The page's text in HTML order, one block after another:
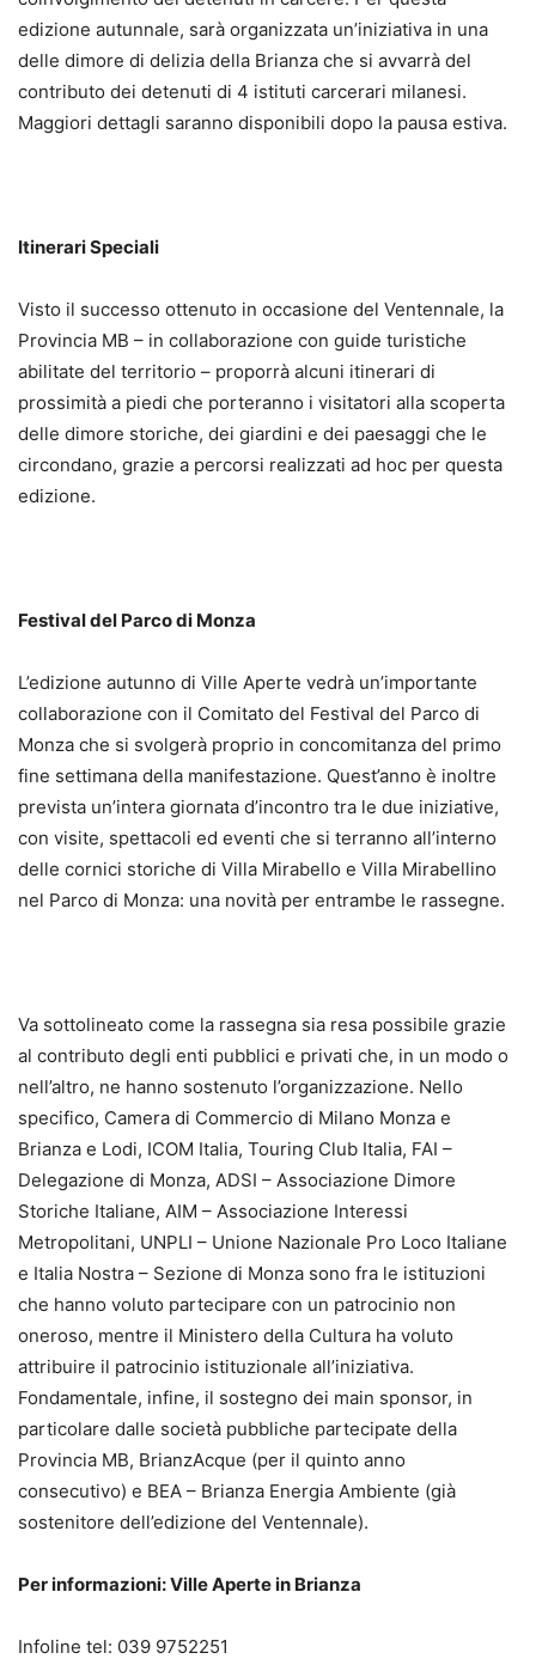
edizione autunnale, sarà organizzata un’iniziativa in una
delle dimore di delizia della Brianza che si avvarrà del
contributo dei detenuti di 4 istituti carcerari milanesi.
Maggiori dettagli saranno disponibili dopo la pausa estiva.
Itinerari Speciali
Visto il successo ottenuto in occasione del Ventennale, la
Provincia MB – in collaborazione con guide turistiche
abilitate del territorio – proporrà alcuni itinerari di
prossimità a piedi che porteranno i visitatori alla scoperta
delle dimore storiche, dei giardini e dei paesaggi che le
circondano, grazie a percorsi realizzati ad hoc per questa
edizione.
Festival del Parco di Monza
L’edizione autunno di Ville Aperte vedrà un’importante
collaborazione con il Comitato del Festival del Parco di
Monza che si svolgerà proprio in concomitanza del primo
fine settimana della manifestazione. Quest’anno è inoltre
prevista un’intera giornata d’incontro tra le due iniziative,
con visite, spettacoli ed eventi che si terranno all’interno
delle cornici storiche di Villa Mirabello e Villa Mirabellino
nel Parco di Monza: una novità per entrambe le rassegne.
Va sottolineato come la rassegna sia resa possibile grazie
al contributo degli enti pubblici e privati che, in un modo o
nell’altro, ne hanno sostenuto l’organizzazione. Nello
specifico, Camera di Commercio di Milano Monza e
Brianza e Lodi, ICOM Italia, Touring Club Italia, FAI –
Delegazione di Monza, ADSI – Associazione Dimore
Storiche Italiane, AIM – Associazione Interessi
Metropolitani, UNPLI – Unione Nazionale Pro Loco Italiane
e Italia Nostra – Sezione di Monza sono fra le istituzioni
che hanno voluto partecipare con un patrocinio non
oneroso, mentre il Ministero della Cultura ha voluto
attribuire il patrocinio istituzionale all’iniziativa.
Fondamentale, infine, il sostegno dei main sponsor, in
particolare dalle società pubbliche partecipate della
Provincia MB, BrianzAcque (per il quinto anno
consecutivo) e BEA – Brianza Energia Ambiente (già
sostenitore dell’edizione del Ventennale).
Per informazioni: Ville Aperte in Brianza
Infoline tel: 039 9752251